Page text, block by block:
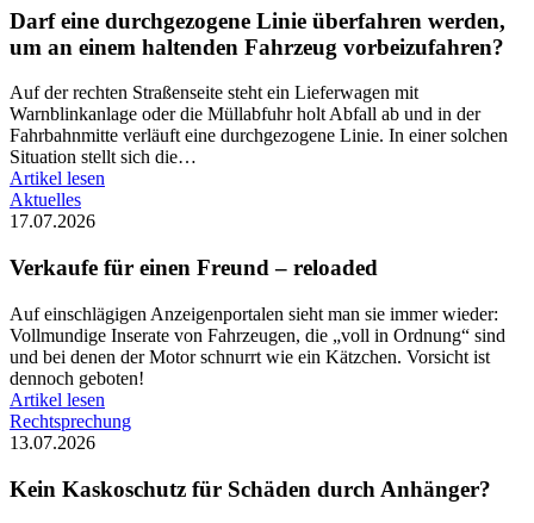
Darf eine durchgezogene Linie überfahren werden,
um an einem haltenden Fahrzeug vorbeizufahren?
Auf der rechten Straßenseite steht ein Lieferwagen mit
Warnblinkanlage oder die Müllabfuhr holt Abfall ab und in der
Fahrbahnmitte verläuft eine durchgezogene Linie. In einer solchen
Situation stellt sich die…
Artikel lesen
Aktuelles
17.07.2026
Verkaufe für einen Freund – reloaded
Auf einschlägigen Anzeigenportalen sieht man sie immer wieder:
Vollmundige Inserate von Fahrzeugen, die „voll in Ordnung“ sind
und bei denen der Motor schnurrt wie ein Kätzchen. Vorsicht ist
dennoch geboten!
Artikel lesen
Rechtsprechung
13.07.2026
Kein Kaskoschutz für Schäden durch Anhänger?